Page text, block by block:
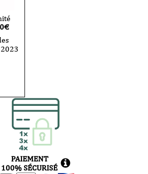
€
PAIEMENT
100% SÉCURISÉ